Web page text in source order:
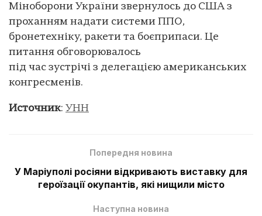
Міноборони України звернулось до США з
проханням надати системи ППО,
бронетехніку, ракети та боєприпаси. Це
питання обговорювалось
під час зустрічі з делегацією американських
конгресменів.
Источник: УНН
Попередня новина
У Маріуполі росіяни відкривають виставку для
героїзації окупантів, які нищили місто
Наступна новина